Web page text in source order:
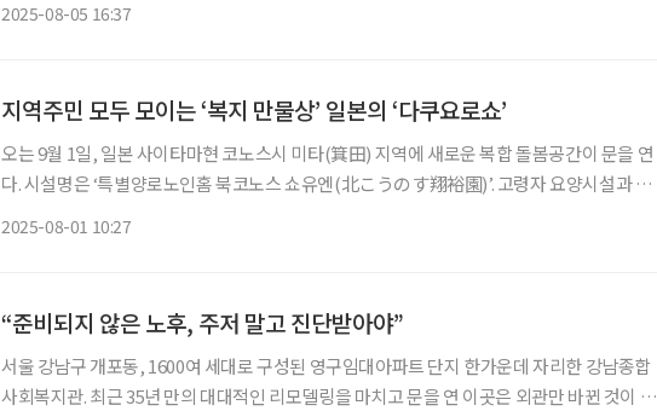
2025-08-05 16:37
지역주민 모두 모이는 ‘복지 만물상’ 일본의 ‘다쿠요로쇼’
오는 9월 1일, 일본 사이타마현 코노스시 미타(箕田) 지역에 새로운 복합 돌봄공간이 문을 연
다. 시설명은 ‘특별양로노인홈 북코노스 쇼유엔(北こうのす翔裕園)’. 고령자 요양시설과 데
2025-08-01 10:27
“준비되지 않은 노후, 주저 말고 진단받아야”
서울 강남구 개포동, 1600여 세대로 구성된 영구임대아파트 단지 한가운데 자리한 강남종합
사회복지관. 최근 35년 만의 대대적인 리모델링을 마치고 문을 연 이곳은 외관만 바뀐 것이 아